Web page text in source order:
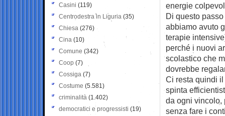
energie
Di questo
abbiamo avuto
terapie
perché i nuovi
scolastico che
dovrebbe
Ci resta quindi
spinta
da ogni vincolo,
senza fare i
Casini (119)
Centrodestra in Liguria (35)
Chiesa (276)
Cina (10)
Comune (342)
Coop (7)
Cossiga (7)
Costume (5.581)
criminalità (1.402)
democratici e progressisti (19)